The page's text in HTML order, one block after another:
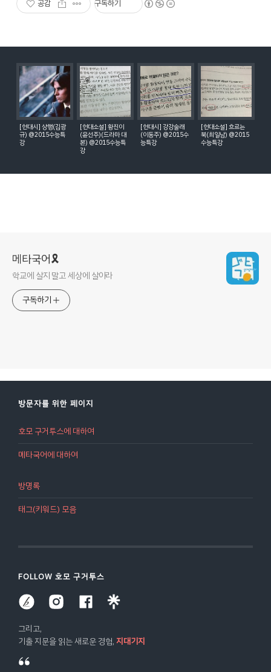
공감 구독하기
[현대시] 상행(김광
규) @2015수능특
강
[현대소설] 황진이
(윤선주)(드라마 대
본) @2015수능특
강
[현대시] 강강술래
(이동주) @2015수
능특강
[현대소설] 흐르는
북(최일남) @2015
수능특강
메타국어🎗
학교에 살지 말고 세상에 살아라
구독하기
방문자를 위한 페이지
호모 구거투스에 대하여
메타국어에 대하여
방명록
태그(키워드) 모음
FOLLOW 호모 구거투스
그리고,
기출 지문을 읽는 새로운 경험,지대기지